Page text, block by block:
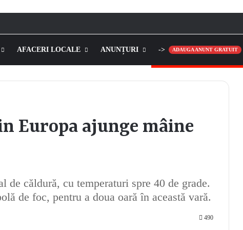
AFACERI LOCALE ANUNȚURI -> ADAUGA ANUNT GRATUIT
Europa ajunge mâine
de căldură, cu temperaturi spre 40 de grade.
de foc, pentru a doua oară în această vară.
490